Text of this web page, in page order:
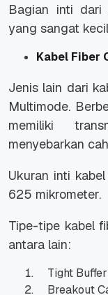
Bagian inti dari
yang sangat
Kabel Fiber
Jenis lain dari
Multimode.
memiliki
menyebarkan
Ukuran inti
625 mikrometer.
Tipe-tipe kabel
antara lain:
Tight Buffer
Breakout